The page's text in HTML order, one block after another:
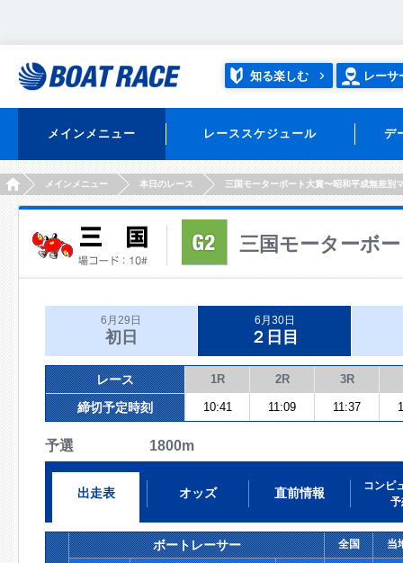
知る楽しむ レーサ
メインメニュー レーススケジュール デ
HOMEメインメニュー 本日のレース 三国モーターボート大賞〜昭和平成無差別
三国モーターボ
6月29日
初日
6月30日
２日目
レース 1R 2R 3R
締切予定時刻 10:41 11:09 11:37
予選 1800m
出走表 オッズ 直前情報
コンピ
予
ボートレーサー 全国 当